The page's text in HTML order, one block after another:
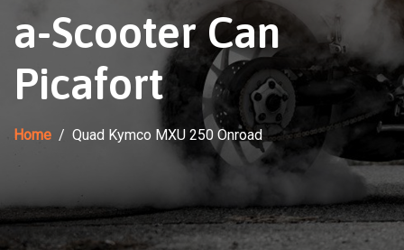
a-Scooter Can
Picafort
Home Quad Kymco MXU 250 Onroad